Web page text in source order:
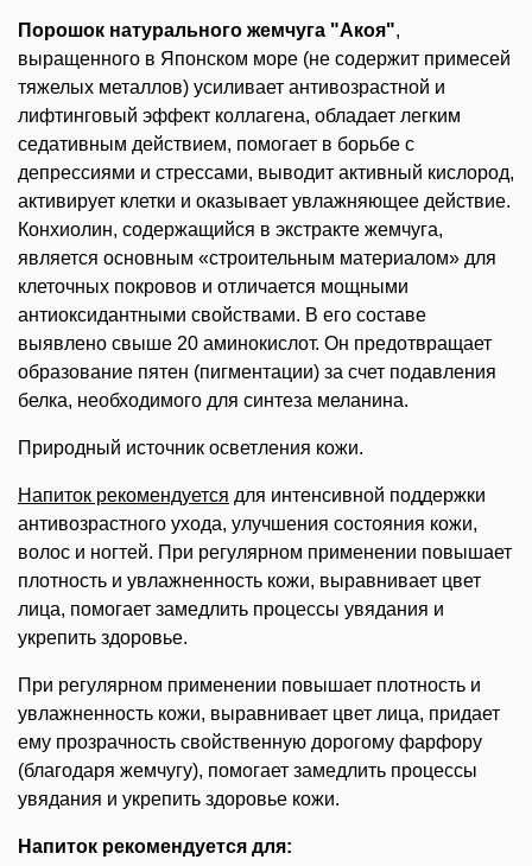
Порошок натурального жемчуга "Акоя",
выращенного в Японском море (не содержит примесей
тяжелых металлов) усиливает антивозрастной и
лифтинговый эффект коллагена, обладает легким
седативным действием, помогает в борьбе с
депрессиями и стрессами, выводит активный кислород,
активирует клетки и оказывает увлажняющее действие.
Конхиолин, содержащийся в экстракте жемчуга,
является основным «строительным материалом» для
клеточных покровов и отличается мощными
антиоксидантными свойствами. В его составе
выявлено свыше 20 аминокислот. Он предотвращает
образование пятен (пигментации) за счет подавления
белка, необходимого для синтеза меланина.
Природный источник осветления кожи.
Напиток рекомендуется для интенсивной поддержки
антивозрастного ухода, улучшения состояния кожи,
волос и ногтей. При регулярном применении повышает
плотность и увлажненность кожи, выравнивает цвет
лица, помогает замедлить процессы увядания и
укрепить здоровье.
При регулярном применении повышает плотность и
увлажненность кожи, выравнивает цвет лица, придает
ему прозрачность свойственную дорогому фарфору
(благодаря жемчугу), помогает замедлить процессы
увядания и укрепить здоровье кожи.
Напиток рекомендуется для: